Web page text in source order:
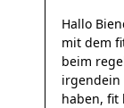
Hallo
mit dem
beim
irgendein
haben, fit